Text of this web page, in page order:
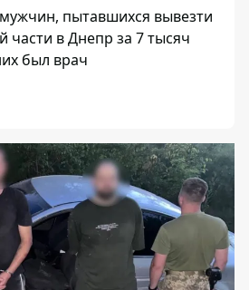
пытавшихся вывезти
части в Днепр за 7 тысяч
был врач